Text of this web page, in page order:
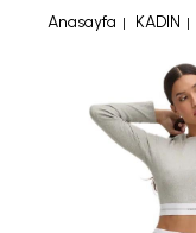
Anasayfa KADIN